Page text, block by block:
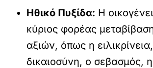
Ηθικό Πυξίδα: Η
κύριος φορέας
αξιών, όπως η
δικαιοσύνη, ο σεβασμός, η